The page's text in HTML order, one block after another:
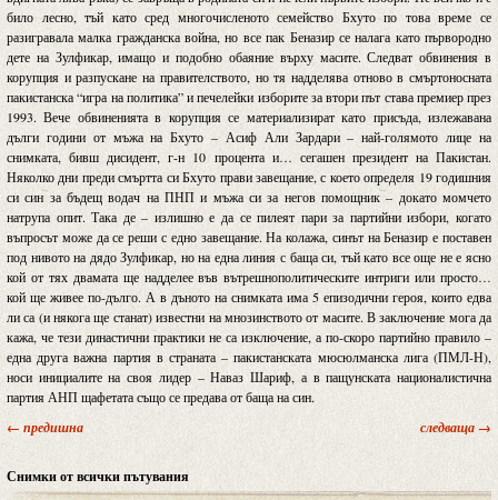
било лесно, тъй като сред многочисленото семейство Бхуто по това време се
разигравала малка гражданска война, но все пак Беназир се налага като първородно
дете на Зулфикар, имащо и подобно обаяние върху масите. Следват обвинения в
корупция и разпускане на правителството, но тя надделява отново в смъртоносната
пакистанска “игра на политика” и печелейки изборите за втори път става премиер през
1993. Вече обвиненията в корупция се материализират като присъда, излежавана
дълги години от мъжа на Бхуто – Асиф Али Зардари – най-голямото лице на
снимката, бивш дисидент, г-н 10 процента и… сегашен президент на Пакистан.
Няколко дни преди смъртта си Бхуто прави завещание, с което определя 19 годишния
си син за бъдещ водач на ПНП и мъжа си за негов помощник – докато момчето
натрупа опит. Така де – излишно е да се пилеят пари за партийни избори, когато
въпросът може да се реши с едно завещание. На колажа, синът на Беназир е поставен
под нивото на дядо Зулфикар, но на една линия с баща си, тъй като все още не е ясно
кой от тях двамата ще надделее във вътрешнополитическите интриги или просто…
кой ще живее по-дълго. А в дъното на снимката има 5 епизодични героя, които едва
ли са (и някога ще станат) известни на мнозинството от масите. В заключение мога да
кажа, че тези династични практики не са изключение, а по-скоро партийно правило –
една друга важна партия в страната – пакистанската мюсюлманска лига (ПМЛ-Н),
носи инициалите на своя лидер – Наваз Шариф, а в пащунската националистична
партия АНП щафетата също се предава от баща на син.
← предишна следваща →
Снимки от всички пътувания